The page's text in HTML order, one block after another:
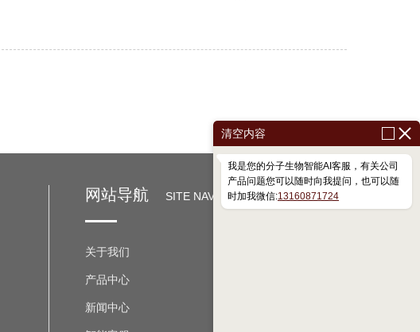
网站导航 SITE NAVIGATION
关于我们
产品中心
新闻中心
清空内容
我是您的分子生物智能AI客服，有关公司
产品问题您可以随时向我提问，也可以随
时加我微信:13160871724